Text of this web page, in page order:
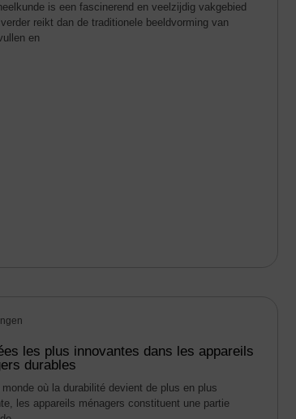
is een fascinerend en veelzijdig vakgebied
reikt dan de traditionele beeldvorming van
en
les plus innovantes dans les appareils
durables
monde où la durabilité devient de plus en plus
les appareils ménagers constituent une partie